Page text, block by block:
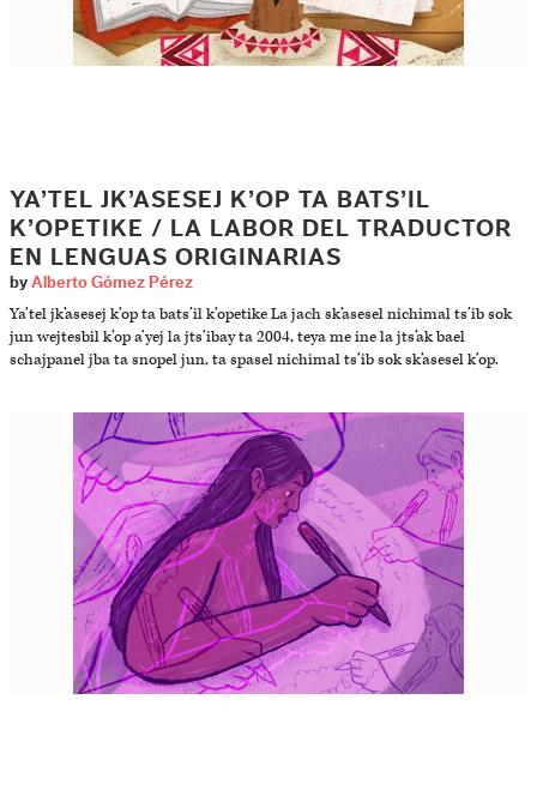
YA’TEL JK’ASESEJ K’OP TA BATS’IL
K’OPETIKE / LA LABOR DEL TRADUCTOR
EN LENGUAS ORIGINARIAS
by Alberto Gómez Pérez
Ya’tel jk’asesej k’op ta bats’il k’opetike La jach sk’asesel nichimal ts’ib sok
jun wejtesbil k’op a’yej la jts’ibay ta 2004, teya me ine la jts’ak bael
schajpanel jba ta snopel jun, ta spasel nichimal ts’ib sok sk’asesel k’op.